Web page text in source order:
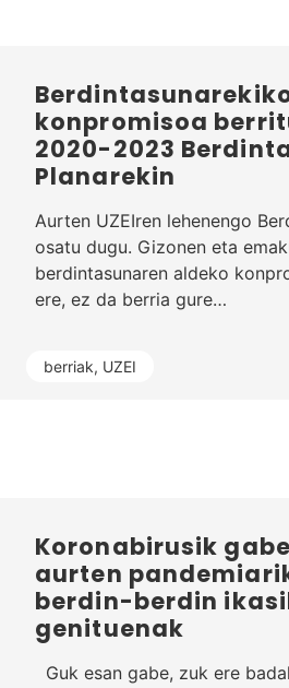
berriak, UZEI
konpromisoa
2020-2023
Planarekin
Aurten UZEIren lehenengo
osatu dugu. Gizonen eta
berdintasunaren aldeko
ere, ez da berria gure…
Koronabirusik
aurten
berdin-berdin
genituenak
Guk esan gabe, zuk ere